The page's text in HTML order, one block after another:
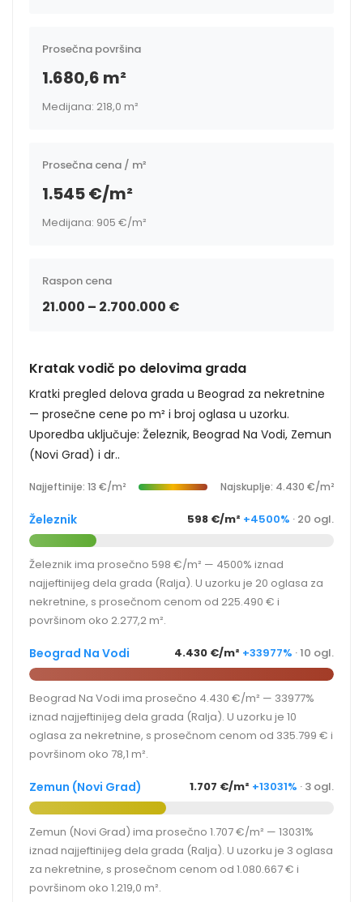
Prosečna površina
1.680,6 m²
Medijana: 218,0 m²
Prosečna cena / m²
1.545 €/m²
Medijana: 905 €/m²
Raspon cena
21.000 – 2.700.000 €
Kratak vodič po delovima grada
Kratki pregled delova grada u Beograd za nekretnine
— prosečne cene po m² i broj oglasa u uzorku.
Uporedba uključuje: Železnik, Beograd Na Vodi, Zemun
(Novi Grad) i dr..
Najjeftinije: 13 €/m² Najskuplje: 4.430 €/m²
Železnik 598 €/m² +4500% · 20 ogl.
Železnik ima prosečno 598 €/m² — 4500% iznad
najjeftinijeg dela grada (Ralja). U uzorku je 20 oglasa za
nekretnine, s prosečnom cenom od 225.490 € i
površinom oko 2.277,2 m².
Beograd Na Vodi 4.430 €/m² +33977% · 10 ogl.
Beograd Na Vodi ima prosečno 4.430 €/m² — 33977%
iznad najjeftinijeg dela grada (Ralja). U uzorku je 10
oglasa za nekretnine, s prosečnom cenom od 335.799 € i
površinom oko 78,1 m².
Zemun (Novi Grad) 1.707 €/m² +13031% · 3 ogl.
Zemun (Novi Grad) ima prosečno 1.707 €/m² — 13031%
iznad najjeftinijeg dela grada (Ralja). U uzorku je 3 oglasa
za nekretnine, s prosečnom cenom od 1.080.667 € i
površinom oko 1.219,0 m².